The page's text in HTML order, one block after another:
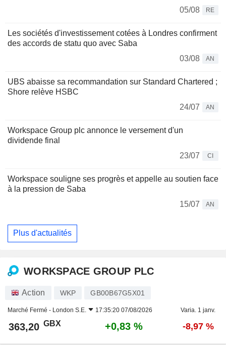
05/08
RE
Les sociétés d'investissement cotées à Londres confirment
des accords de statu quo avec Saba
03/08
AN
UBS abaisse sa recommandation sur Standard Chartered ;
Shore relève HSBC
24/07
AN
Workspace Group plc annonce le versement d'un
dividende final
23/07
CI
Workspace souligne ses progrès et appelle au soutien face
à la pression de Saba
15/07
AN
Plus d'actualités
WORKSPACE GROUP PLC
Action WKP GB00B67G5X01
Marché Fermé - London S.E. 17:35:20 07/08/2026 Varia. 1 janv.
363,20 GBX +0,83 % -8,97 %